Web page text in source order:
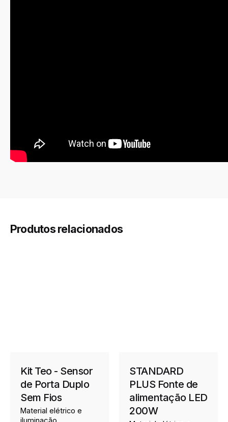
Cor
Branco Quente (3000K),
ligar/desligar
Duração da
do fluxo luminoso
Produtos relacionados
Kit Teo - Sensor
de Porta Duplo
Sem Fios
Material elétrico e
iluminação
STANDARD
PLUS Fonte de
alimentação LED
200W